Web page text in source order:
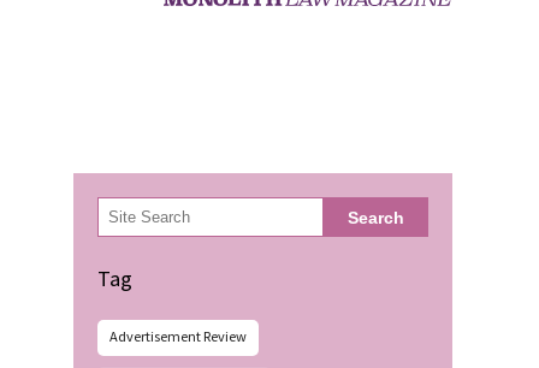
検
索 Search
Tag
Advertisement Review